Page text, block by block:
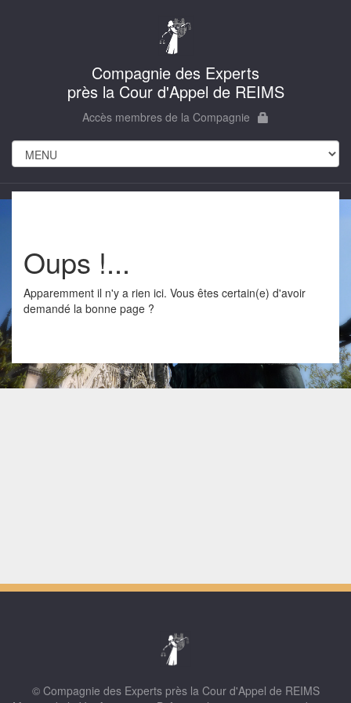
Compagnie des Experts
près la Cour d'Appel de REIMS
Accès membres de la Compagnie
Oups !...
Apparemment il n'y a rien ici. Vous êtes certain(e) d'avoir
demandé la bonne page ?
© Compagnie des Experts près la Cour d'Appel de REIMS